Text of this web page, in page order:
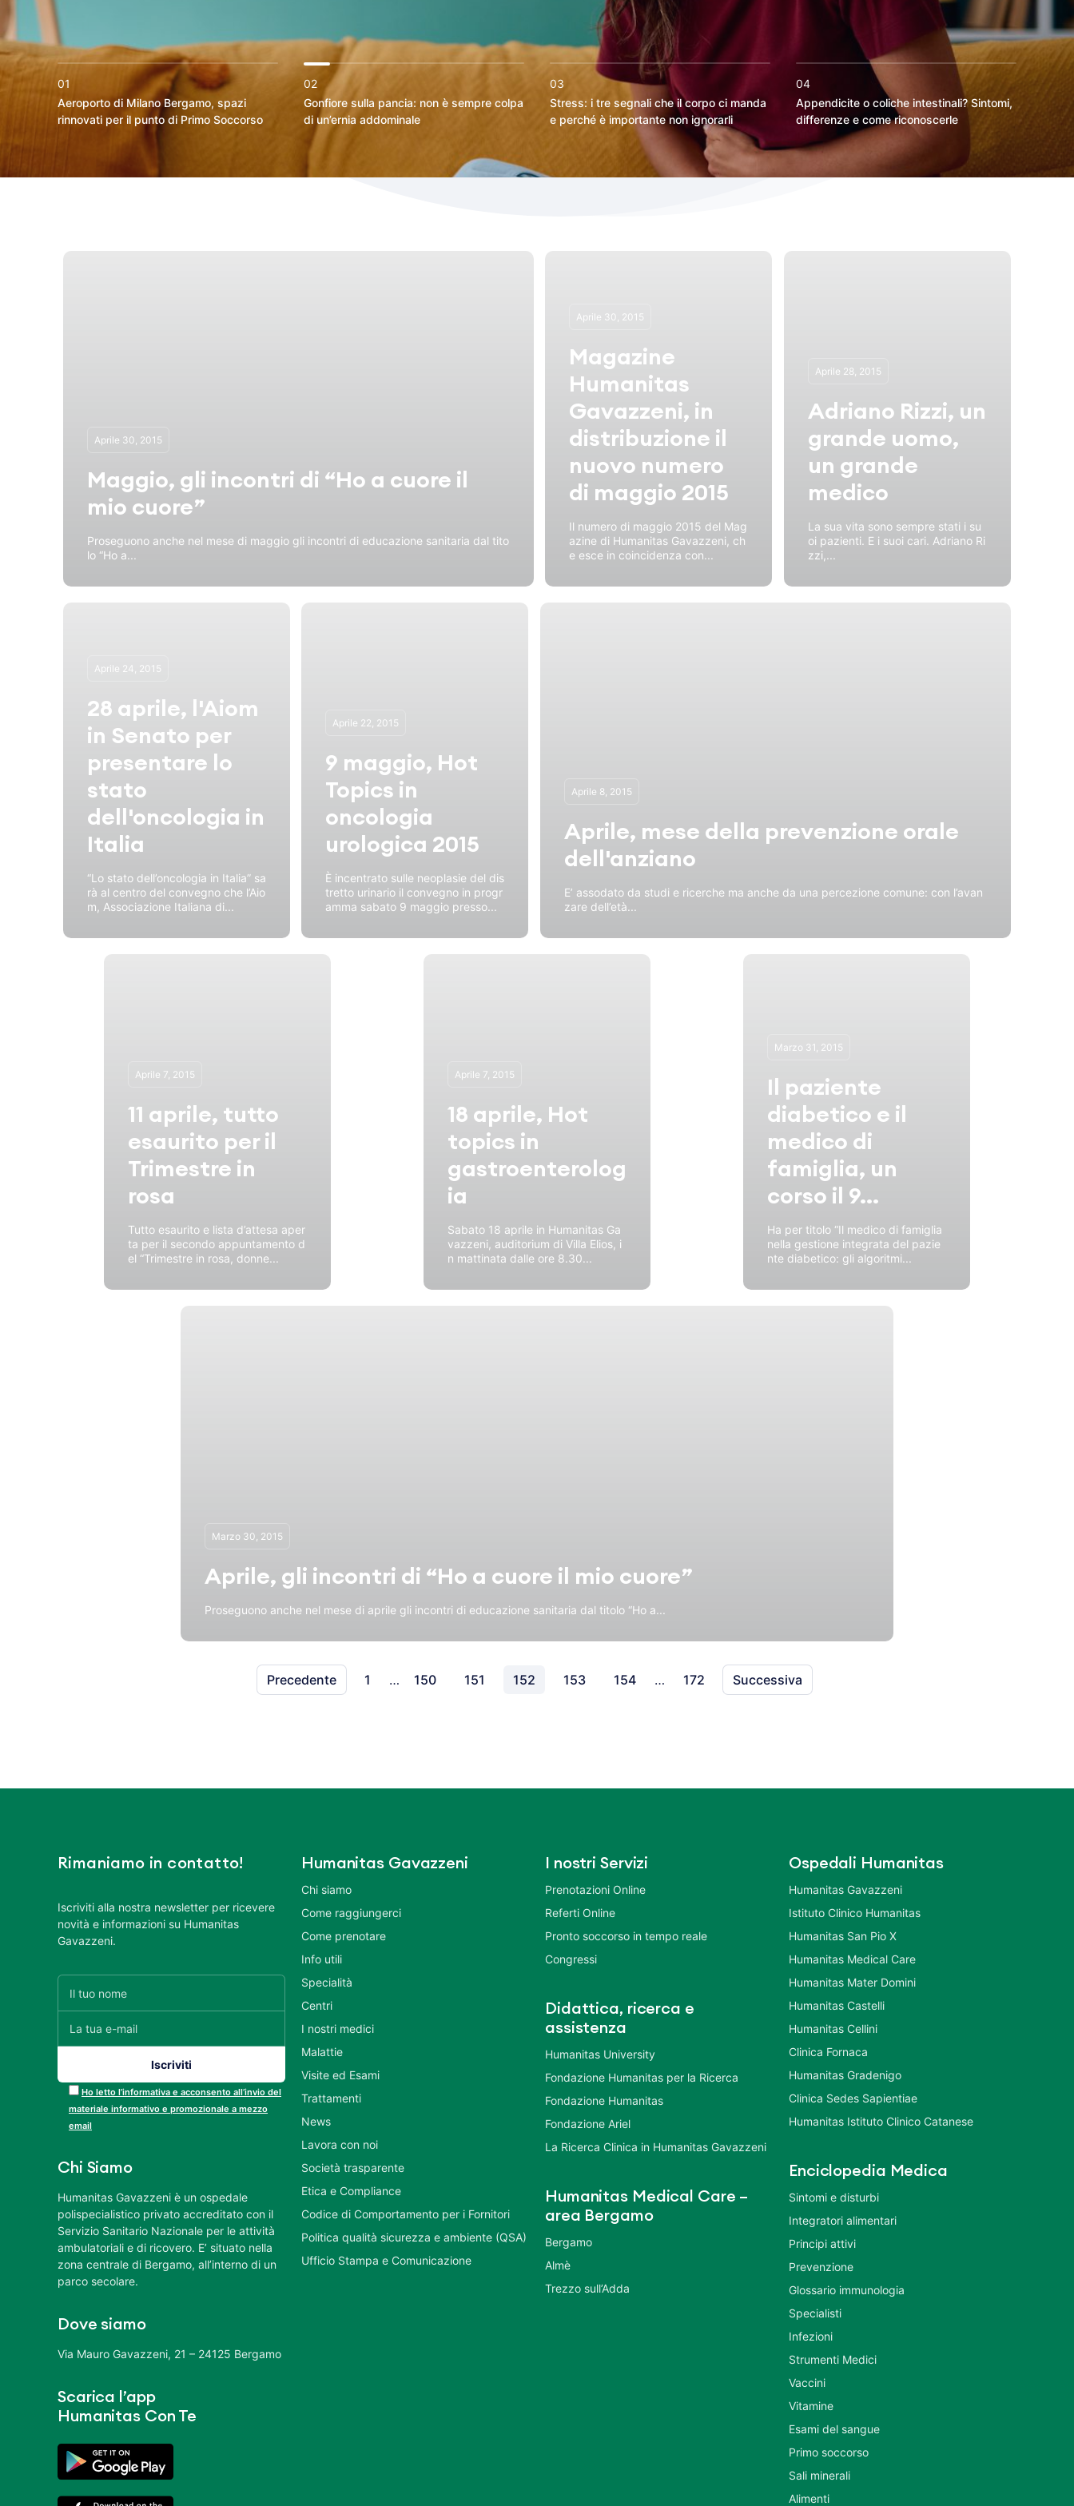
01
Aeroporto di Milano Bergamo, spazi
rinnovati per il punto di Primo Soccorso
02
Gonfiore sulla pancia: non è sempre colpa
di un’ernia addominale
03
Stress: i tre segnali che il corpo ci manda
e perché è importante non ignorarli
04
Appendicite o coliche intestinali? Sintomi,
differenze e come riconoscerle
Aprile 30, 2015
Maggio, gli incontri di “Ho a cuore il
mio cuore”
Proseguono anche nel mese di maggio gli incontri di educazione sanitaria dal tito
lo “Ho a...
Aprile 30, 2015
Magazine
Humanitas
Gavazzeni, in
distribuzione il
nuovo numero
di maggio 2015
Il numero di maggio 2015 del Mag
azine di Humanitas Gavazzeni, ch
e esce in coincidenza con...
Aprile 28, 2015
Adriano Rizzi, un
grande uomo,
un grande
medico
La sua vita sono sempre stati i su
oi pazienti. E i suoi cari. Adriano Ri
zzi,...
Aprile 24, 2015
28 aprile, l'Aiom
in Senato per
presentare lo
stato
dell'oncologia in
Italia
“Lo stato dell’oncologia in Italia” sa
rà al centro del convegno che l’Aio
m, Associazione Italiana di...
Aprile 22, 2015
9 maggio, Hot
Topics in
oncologia
urologica 2015
È incentrato sulle neoplasie del dis
tretto urinario il convegno in progr
amma sabato 9 maggio presso...
Aprile 8, 2015
Aprile, mese della prevenzione orale
dell'anziano
E’ assodato da studi e ricerche ma anche da una percezione comune: con l’avan
zare dell’età...
Aprile 7, 2015
11 aprile, tutto
esaurito per il
Trimestre in
rosa
Tutto esaurito e lista d’attesa aper
ta per il secondo appuntamento d
el “Trimestre in rosa, donne...
Aprile 7, 2015
18 aprile, Hot
topics in
gastroenterolog
ia
Sabato 18 aprile in Humanitas Ga
vazzeni, auditorium di Villa Elios, i
n mattinata dalle ore 8.30...
Marzo 31, 2015
Il paziente
diabetico e il
medico di
famiglia, un
corso il 9...
Ha per titolo “Il medico di famiglia
nella gestione integrata del pazie
nte diabetico: gli algoritmi...
Marzo 30, 2015
Aprile, gli incontri di “Ho a cuore il mio cuore”
Proseguono anche nel mese di aprile gli incontri di educazione sanitaria dal titolo “Ho a...
Precedente 1 … 150 151 152 153 154 … 172 Successiva
Rimaniamo in contatto!
Iscriviti alla nostra newsletter per ricevere
novità e informazioni su Humanitas
Gavazzeni.
Ho letto l’informativa e acconsento all’invio del
materiale informativo e promozionale a mezzo
email
Chi Siamo
Humanitas Gavazzeni è un ospedale
polispecialistico privato accreditato con il
Servizio Sanitario Nazionale per le attività
ambulatoriali e di ricovero. E’ situato nella
zona centrale di Bergamo, all’interno di un
parco secolare.
Dove siamo
Via Mauro Gavazzeni, 21 – 24125 Bergamo
Scarica l’app
Humanitas Con Te
Humanitas Gavazzeni
Chi siamo
Come raggiungerci
Come prenotare
Info utili
Specialità
Centri
I nostri medici
Malattie
Visite ed Esami
Trattamenti
News
Lavora con noi
Società trasparente
Etica e Compliance
Codice di Comportamento per i Fornitori
Politica qualità sicurezza e ambiente (QSA)
Ufficio Stampa e Comunicazione
I nostri Servizi
Prenotazioni Online
Referti Online
Pronto soccorso in tempo reale
Congressi
Didattica, ricerca e
assistenza
Humanitas University
Fondazione Humanitas per la Ricerca
Fondazione Humanitas
Fondazione Ariel
La Ricerca Clinica in Humanitas Gavazzeni
Humanitas Medical Care –
area Bergamo
Bergamo
Almè
Trezzo sull’Adda
Ospedali Humanitas
Humanitas Gavazzeni
Istituto Clinico Humanitas
Humanitas San Pio X
Humanitas Medical Care
Humanitas Mater Domini
Humanitas Castelli
Humanitas Cellini
Clinica Fornaca
Humanitas Gradenigo
Clinica Sedes Sapientiae
Humanitas Istituto Clinico Catanese
Enciclopedia Medica
Sintomi e disturbi
Integratori alimentari
Principi attivi
Prevenzione
Glossario immunologia
Specialisti
Infezioni
Strumenti Medici
Vaccini
Vitamine
Esami del sangue
Primo soccorso
Sali minerali
Alimenti